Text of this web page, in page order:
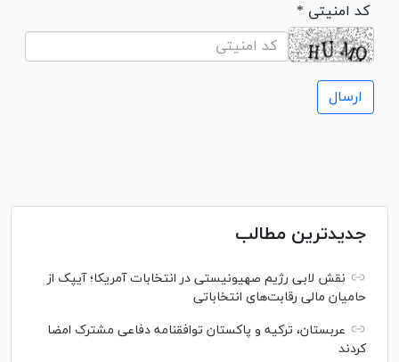
* کد امنیتی
جدیدترین مطالب
نقش لابی رژیم صهیونیستی در انتخابات آمریکا؛ آیپک از
حامیان مالی رقابت‌های انتخاباتی
عربستان، ترکیه و پاکستان توافقنامه دفاعی مشترک امضا
کردند